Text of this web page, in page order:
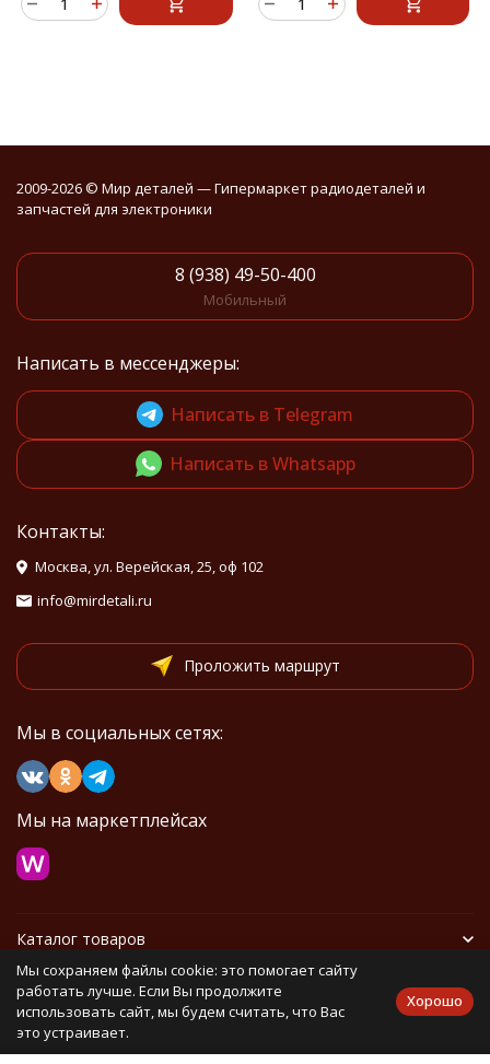
2009-2026 © Мир деталей — Гипермаркет радиодеталей и
запчастей для электроники
8 (938) 49-50-400
Мобильный
Написать в мессенджеры:
Написать в Telegram
Написать в Whatsapp
Контакты:
Москва, ул. Верейская, 25, оф 102
info@mirdetali.ru
Проложить маршрут
Мы в социальных сетях:
Мы на маркетплейсах
Каталог товаров
Информация
Политика персональных данных Карта сайта
Мы сохраняем файлы cookie: это помогает сайту
работать лучше. Если Вы продолжите
использовать сайт, мы будем считать, что Вас
это устраивает.
Хорошо